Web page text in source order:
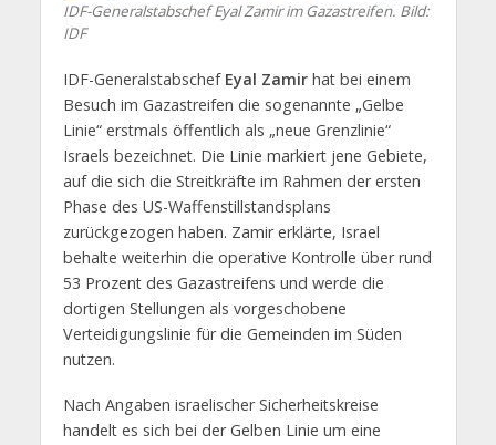
IDF-Generalstabschef Eyal Zamir im Gazastreifen. Bild:
IDF
IDF-Generalstabschef Eyal Zamirhat bei einem
Besuch im Gazastreifen die sogenannte „Gelbe
Linie“ erstmals öffentlich als „neue Grenzlinie“
Israels bezeichnet. Die Linie markiert jene Gebiete,
auf die sich die Streitkräfte im Rahmen der ersten
Phase des US-Waffenstillstandsplans
zurückgezogen haben. Zamir erklärte, Israel
behalte weiterhin die operative Kontrolle über rund
53 Prozent des Gazastreifens und werde die
dortigen Stellungen als vorgeschobene
Verteidigungslinie für die Gemeinden im Süden
nutzen.
Nach Angaben israelischer Sicherheitskreise
handelt es sich bei der Gelben Linie um eine